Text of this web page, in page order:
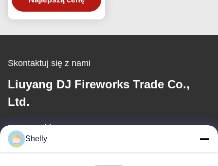
/ święta
Skontaktuj się z nami
Liuyang DJ Fireworks Trade Co.,
Ltd.
Wiadomość elektroniczna
Shelly